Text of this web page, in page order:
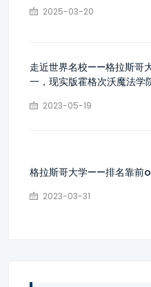
2025-03-20
走近世界名校——格拉斯哥
一，现实版霍格次沃魔法学
2023-05-19
格拉斯哥大学——排名靠前
2023-03-31